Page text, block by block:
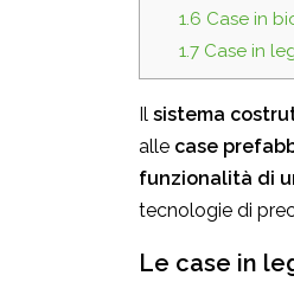
1.6 Case in
1.7Case in
Il sistema
alle case
funzionalità di
tecnologie di
Le case in